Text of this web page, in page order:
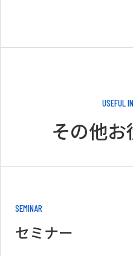
USEFUL
その他
SEMINAR
セミナー